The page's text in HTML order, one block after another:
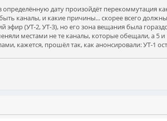
дату произойдёт перекоммутация
каналы, и какие причины... скорее всего
эфир (УТ-2, УТ-3), но его зона вещания была
местами не те каналы, которые обещали, а 5 и
кажется, прошёл так, как анонсировали: УТ-1